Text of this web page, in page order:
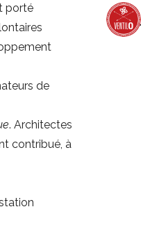
porté
de
. Architectes
contribué, à